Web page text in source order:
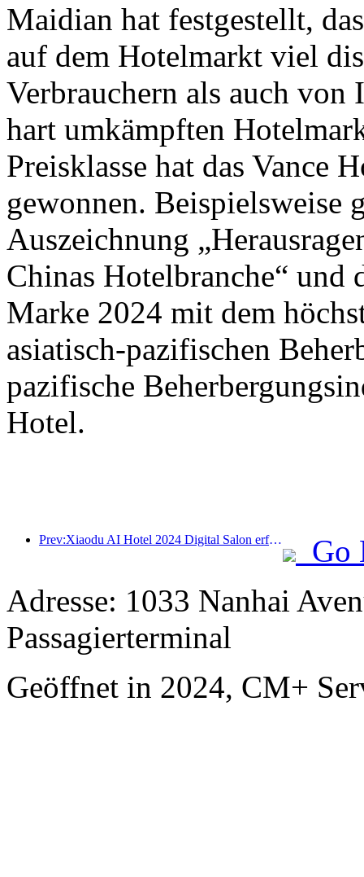
Maidian hat festgestellt,
auf dem Hotelmarkt viel
Verbrauchern als auch
hart umkämpften
Preisklasse hat das Vance
gewonnen. Beispielsweise
Auszeichnung
Chinas Hotelbranche“
Marke 2024 mit dem
asiatisch-pazifischen
pazifische
Hotel.
Prev:Xiaodu AI Hotel 2024 Digital Salon erfolgreich abgeschlossen! Beschleunigen Sie die Rekonstruktion des zukünftigen Hotelerlebnisses
Go
Adresse: 1033 Nanhai
Passagierterminal
Geöffnet in 2024, CM+